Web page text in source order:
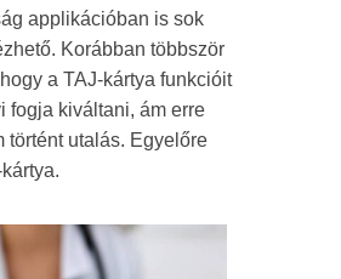
applikációban is sok
Korábban többször
a TAJ-kártya funkcióit
fogja kiváltani, ám erre
történt utalás. Egyelőre